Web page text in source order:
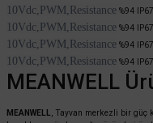
10Vdc,PWM,Resistance %94 IP67
10Vdc,PWM,Resistance %94 IP67
10Vdc,PWM,Resistance %94 IP67
10Vdc,PWM,Resistance %94 IP67
MEANWELL
MEANWELL, Tayvan merkezli bir güç